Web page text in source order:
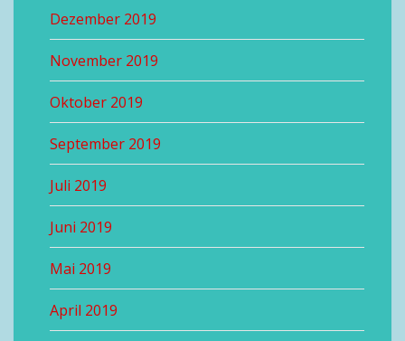
Dezember 2019
November 2019
Oktober 2019
September 2019
Juli 2019
Juni 2019
Mai 2019
April 2019